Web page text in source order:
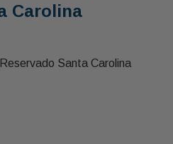
Carolina
Santa Carolina